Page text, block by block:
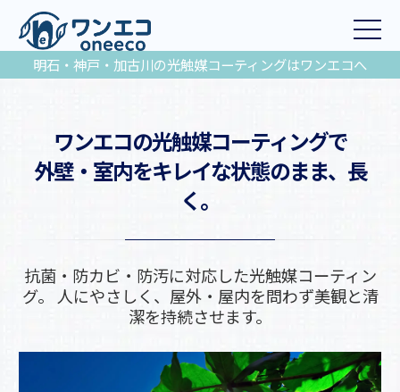
明石・神戸・加古川の光触媒コーティングはワンエコへ
NEW
2025/08/21
蜂の巣駆除で「ぼったくり業者」に注意！適正料
金と安心業者の…
2025/07/28
2025/12/08
【外壁を塗り替えずキレイ復活】洗浄＋ワンエコ
コートで叶える…
ワンエコの光触媒コーティングで
外壁・室内をキレイな状態のまま、長
く。
抗菌・防カビ・防汚に対応した光触媒コーティン
グ。 人にやさしく、屋外・屋内を問わず美観と清
潔を持続させます。